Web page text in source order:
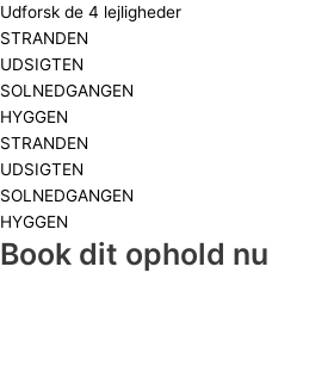
Udforsk de 4 lejligheder
STRANDEN
UDSIGTEN
SOLNEDGANGEN
HYGGEN
STRANDEN
UDSIGTEN
SOLNEDGANGEN
HYGGEN
Book dit ophold nu